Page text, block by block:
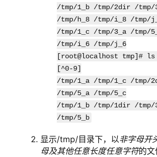
/tmp/1_b /tmp/2dir /tmp/
/tmp/h_8 /tmp/i_8 /tmp/
/tmp/1_c /tmp/3_a /tmp/
/tmp/i_6 /tmp/j_6
[root@localhost tmp]#
[^0-9]
/tmp/1_a /tmp/1_c /tmp/
/tmp/5_a /tmp/5_c
/tmp/1_b /tmp/1dir /tmp/
/tmp/5_b
显示/tmp/目录下，以非字母开
母及其他任意长度任意字符的文